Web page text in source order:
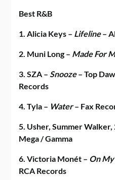
Best R&B
1. Alicia Keys – Lifeline–
2. Muni Long – Made For
3. SZA – Snooze– Top
Records
4. Tyla – Water– Fax
5. Usher, Summer Walker,
Mega / Gamma
6. Victoria Monét – On
RCA Records